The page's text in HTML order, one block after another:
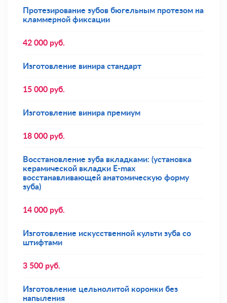
Протезирование зубов бюгельным протезом на
кламмерной фиксации
42 000 руб.
Изготовление винира стандарт
15 000 руб.
Изготовление винира премиум
18 000 руб.
Восстановление зуба вкладками: (установка
керамической вкладки E-max
восстанавливающей анатомическую форму
зуба)
14 000 руб.
Изготовление искусственной культи зуба со
штифтами
3 500 руб.
Изготовление цельнолитой коронки без
напыления